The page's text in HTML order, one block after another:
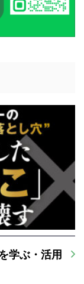
学ぶ・活用